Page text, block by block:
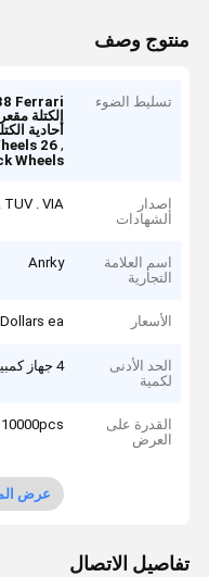
منتوج وصف
تسليط الضوء
أحادية
,
26''
Wheels
إصدار
الشهادات
TUV . VIA
اسم العلامة
التجارية
Anrky
الأسعار ea
الحد الأدنى
لكمية
4 جهاز كمبيوتر شخصى
القدرة على
العرض
10000pcs شهريا
عرض
تفاصيل الاتصال